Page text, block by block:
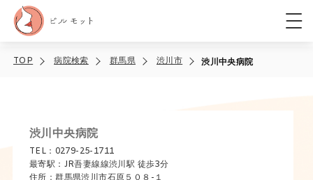
TOP 病院検索 群馬県 渋川市 渋川中央病院
渋川中央病院
TEL：0279-25-1711
最寄駅：JR吾妻線線渋川駅 徒歩3分